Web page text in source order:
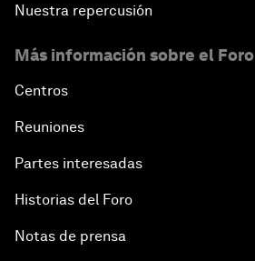
Nuestra repercusión
Más información sobre el Foro
Centros
Reuniones
Partes interesadas
Historias del Foro
Notas de prensa